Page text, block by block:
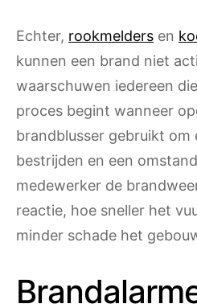
Echter, rookmelders en
kunnen een brand niet
waarschuwen iedereen
proces begint wanneer
brandblusser gebruikt om
bestrijden en een
medewerker de
reactie, hoe sneller het
minder schade het